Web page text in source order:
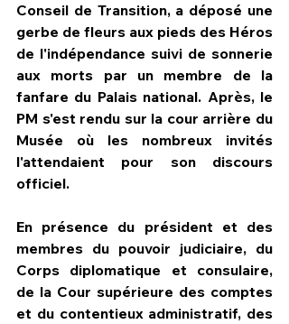
HPN Live
Conseil de Transition, a déposé une
gerbe de fleurs aux pieds des Héros
de l'indépendance suivi de sonnerie
aux morts par un membre de la
fanfare du Palais national. Après, le
PM s'est rendu sur la cour arrière du
Musée où les nombreux invités
l'attendaient pour son discours
officiel.
En présence du président et des
membres du pouvoir judiciaire, du
Corps diplomatique et consulaire,
de la Cour supérieure des comptes
et du contentieux administratif, des